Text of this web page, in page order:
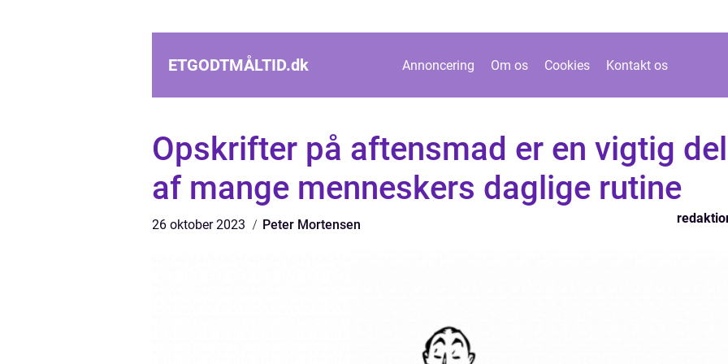
ETGODTMÅLTID.dk Annoncering Om os Cookies Kontakt os
Opskrifter på aftensmad er en vigtig del
af mange menneskers daglige rutine
26 oktober 2023 Peter Mortensen